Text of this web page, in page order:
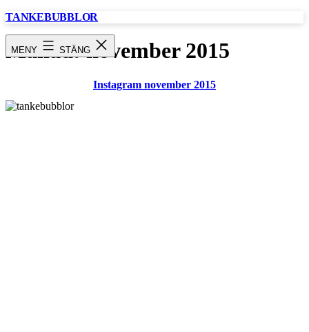
Hoppa
TANKEBUBBLOR
MENY STÄNG
Månad: november 2015
Instagram november 2015